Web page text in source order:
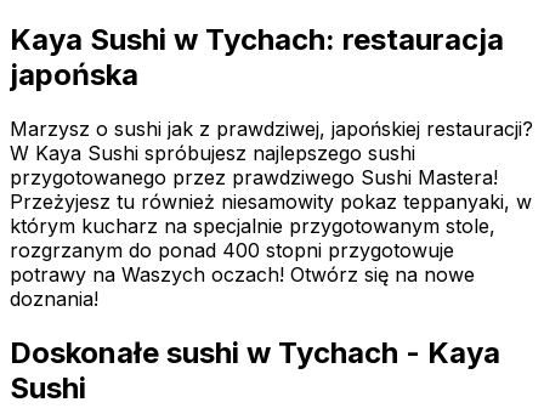
Kaya Sushi w Tychach: restauracja
japońska
Marzysz o sushi jak z prawdziwej, japońskiej restauracji?
W Kaya Sushi spróbujesz najlepszego sushi
przygotowanego przez prawdziwego Sushi Mastera!
Przeżyjesz tu również niesamowity pokaz teppanyaki, w
którym kucharz na specjalnie przygotowanym stole,
rozgrzanym do ponad 400 stopni przygotowuje
potrawy na Waszych oczach! Otwórz się na nowe
doznania!
Doskonałe sushi w Tychach - Kaya
Sushi